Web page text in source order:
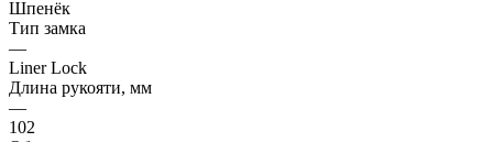
Шпенёк
Тип замка
—
Liner Lock
Длина рукояти, мм
—
102